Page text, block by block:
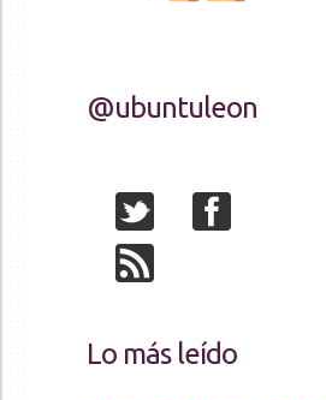
@ubuntuleon
Lo más leído